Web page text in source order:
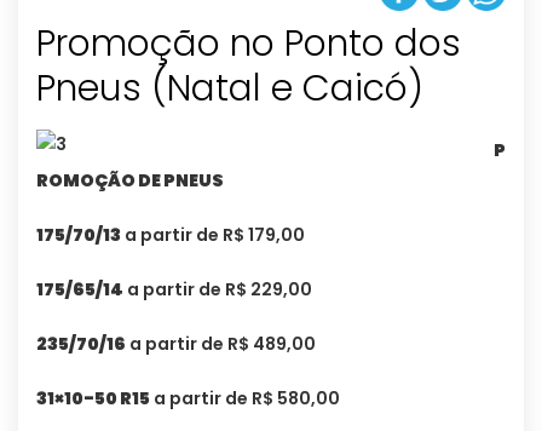
Promoção no Ponto dos
Pneus (Natal e Caicó)
P
ROMOÇÃO DE PNEUS
175/70/13 a partir de R$ 179,00
175/65/14 a partir de R$ 229,00
235/70/16 a partir de R$ 489,00
31×10-50 R15 a partir de R$ 580,00